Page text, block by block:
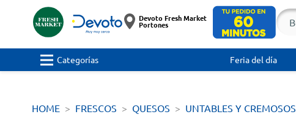
Devoto Fresh Market
Portones
Categorías Feria del día
HOME FRESCOS QUESOS UNTABLES Y CREMOSOS